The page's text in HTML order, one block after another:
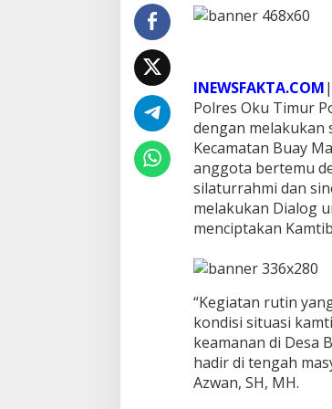
a
a
k
a
n
S
a
m
b
a
n
D
K
a
n
t
o
r
INEWSFAKTA.COM|
Polres Oku Timur
dengan melakukan
Kecamatan Buay
anggota bertemu
silaturrahmi dan
melakukan Dialog
menciptakan
“Kegiatan rutin
kondisi situasi
keamanan di Desa
hadir di tengah
Azwan, SH, MH.